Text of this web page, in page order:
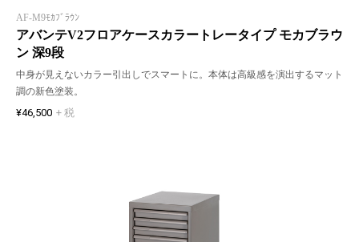
AF-M9ﾓｶﾌﾞﾗｳﾝ
アバンテV2フロアケースカラートレータイプ モカブラウ
ン 深9段
中身が見えないカラー引出しでスマートに。本体は高級感を演出するマット
調の新色塗装。
¥46,500 + 税